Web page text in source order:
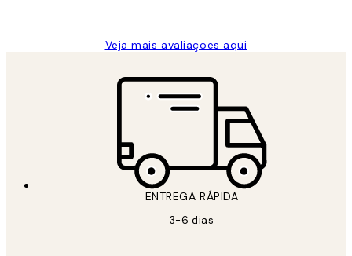
Veja mais avaliações aqui
ENTREGA RÁPIDA
3-6 dias